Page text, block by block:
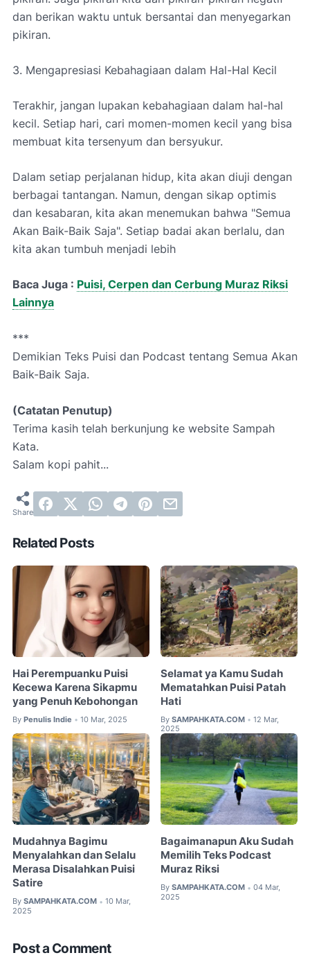
dan berikan waktu untuk bersantai dan menyegarkan
pikiran.
3. Mengapresiasi Kebahagiaan dalam Hal-Hal Kecil
Terakhir, jangan lupakan kebahagiaan dalam hal-hal
kecil. Setiap hari, cari momen-momen kecil yang bisa
membuat kita tersenyum dan bersyukur.
Dalam setiap perjalanan hidup, kita akan diuji dengan
berbagai tantangan. Namun, dengan sikap optimis
dan kesabaran, kita akan menemukan bahwa "Semua
Akan Baik-Baik Saja". Setiap badai akan berlalu, dan
kita akan tumbuh menjadi lebih
Baca Juga : Puisi, Cerpen dan Cerbung Muraz Riksi
Lainnya
***
Demikian Teks Puisi dan Podcast tentang Semua Akan
Baik-Baik Saja.
(Catatan Penutup)
Terima kasih telah berkunjung ke website Sampah
Kata.
Salam kopi pahit...
Related Posts
Hai Perempuanku Puisi
Kecewa Karena Sikapmu
yang Penuh Kebohongan
By Penulis Indie • 10 Mar, 2025
Selamat ya Kamu Sudah
Mematahkan Puisi Patah
Hati
By SAMPAHKATA.COM • 12 Mar,
2025
Mudahnya Bagimu
Menyalahkan dan Selalu
Merasa Disalahkan Puisi
Satire
By SAMPAHKATA.COM • 10 Mar,
2025
Bagaimanapun Aku Sudah
Memilih Teks Podcast
Muraz Riksi
By SAMPAHKATA.COM • 04 Mar,
2025
Post a Comment